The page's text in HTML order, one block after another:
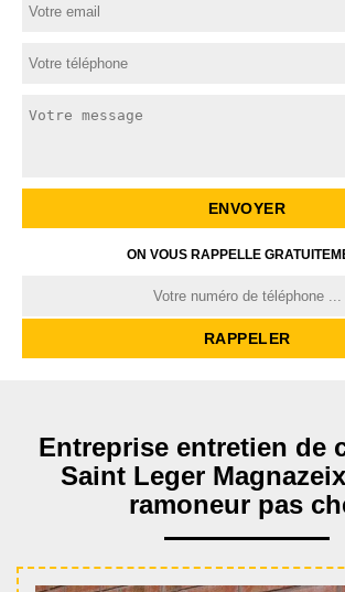
ON VOUS RAPPELLE
Entreprise entretien de
Saint Leger
ramoneur pas